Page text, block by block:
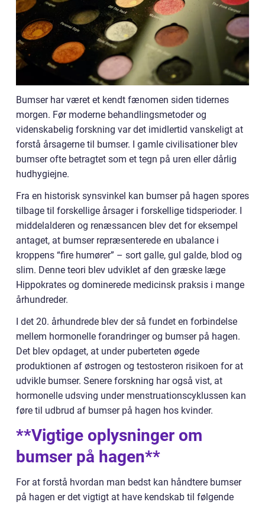
Bumser har været et kendt fænomen siden tidernes
morgen. Før moderne behandlingsmetoder og
videnskabelig forskning var det imidlertid vanskeligt at
forstå årsagerne til bumser. I gamle civilisationer blev
bumser ofte betragtet som et tegn på uren eller dårlig
hudhygiejne.
Fra en historisk synsvinkel kan bumser på hagen spores
tilbage til forskellige årsager i forskellige tidsperioder. I
middelalderen og renæssancen blev det for eksempel
antaget, at bumser repræsenterede en ubalance i
kroppens “fire humører” – sort galle, gul galde, blod og
slim. Denne teori blev udviklet af den græske læge
Hippokrates og dominerede medicinsk praksis i mange
århundreder.
I det 20. århundrede blev der så fundet en forbindelse
mellem hormonelle forandringer og bumser på hagen.
Det blev opdaget, at under puberteten øgede
produktionen af østrogen og testosteron risikoen for at
udvikle bumser. Senere forskning har også vist, at
hormonelle udsving under menstruationscyklussen kan
føre til udbrud af bumser på hagen hos kvinder.
**Vigtige oplysninger om
bumser på hagen**
For at forstå hvordan man bedst kan håndtere bumser
på hagen er det vigtigt at have kendskab til følgende